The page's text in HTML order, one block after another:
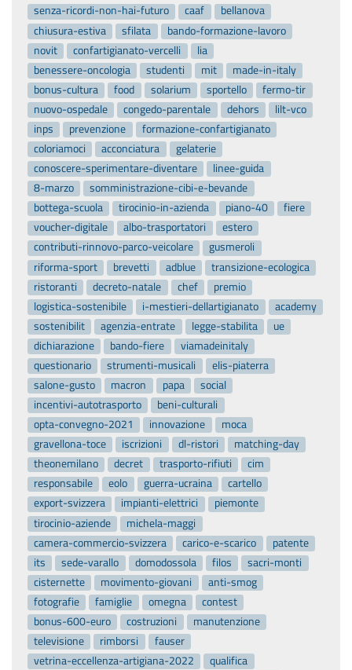
senza-ricordi-non-hai-futuro
caaf
bellanova
chiusura-estiva
sfilata
bando-formazione-lavoro
novit
confartigianato-vercelli
lia
benessere-oncologia
studenti mit
made-in-italy
bonus-cultura
food solarium sportello
fermo-tir
nuovo-ospedale
congedo-parentale dehors
lilt-vco
inps
prevenzione
formazione-confartigianato
coloriamoci
acconciatura
gelaterie
conoscere-sperimentare-diventare
linee-guida
8-marzo
somministrazione-cibi-e-bevande
bottega-scuola
tirocinio-in-azienda piano-40
fiere
voucher-digitale
albo-trasportatori
estero
contributi-rinnovo-parco-veicolare
gusmeroli
riforma-sport
brevetti adblue
transizione-ecologica
ristoranti
decreto-natale chef
premio
logistica-sostenibile
i-mestieri-dellartigianato
academy
sostenibilit
agenzia-entrate legge-stabilita
ue
dichiarazione
bando-fiere
viamadeinitaly
questionario
strumenti-musicali
elis-piaterra
salone-gusto
macron papa
social
incentivi-autotrasporto
beni-culturali
opta-convegno-2021
innovazione
moca
gravellona-toce
iscrizioni dl-ristori
matching-day
theonemilano
decret trasporto-rifiuti
cim
responsabile
eolo guerra-ucraina
cartello
export-svizzera
impianti-elettrici
piemonte
tirocinio-aziende
michela-maggi
camera-commercio-svizzera
carico-e-scarico
patente
its
sede-varallo domodossola filos
sacri-monti
cisternette
movimento-giovani
anti-smog
fotografie
famiglie omegna
contest
bonus-600-euro
costruzioni
manutenzione
televisione
rimborsi
fauser
vetrina-eccellenza-artigiana-2022
qualifica